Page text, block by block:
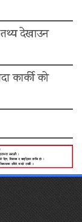
तथ्य देखाउन
कार्की को